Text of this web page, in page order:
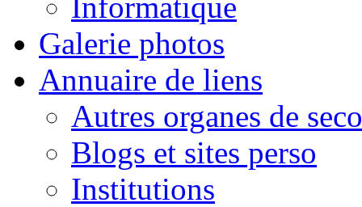
Galerie photos
Annuaire de liens
Autres organes de
Blogs et sites perso
Institutions